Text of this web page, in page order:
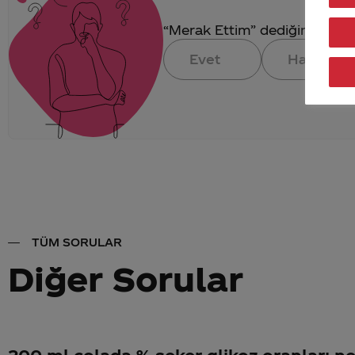
“Merak Ettim” dediğin
Evet
Hayır
TÜM SORULAR
Diğer Sorular